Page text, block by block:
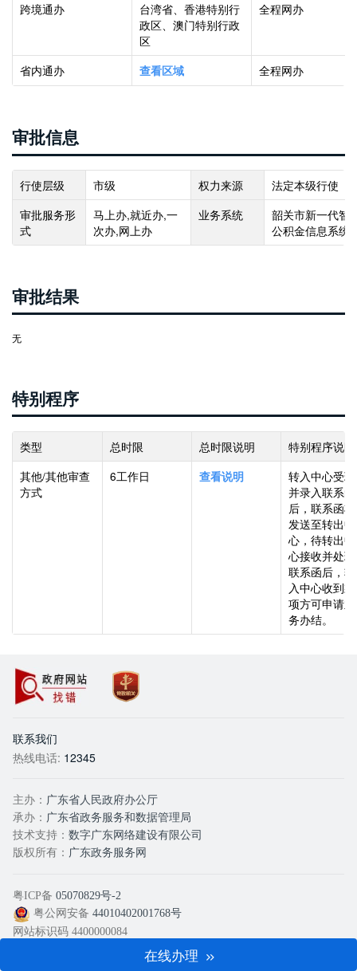
在线办理
跨境通办
台湾省、香港特别行
政区、澳门特别行政
区
全程网办
省内通办 查看区域 全程网办
审批信息
行使层级 市级 权力来源
法定本级行使
审批服务形
式
马上办,就近办,一
次办,网上办
业务系统
韶关市新一代智
公积金信息系统
审批结果
无
特别程序
类型 总时限 总时限说明
特别程序说明
其他/其他审查
方式
6工作日 查看说明
转入中心受理
并录入联系函
后，联系函将
发送至转出中
心，待转出中
心接收并处理
联系函后，转
入中心收到款
项方可申请业
务办结。
府网站找错 政机关
联系我们
热线电话: 12345
主办： 广东省人民政府办公厅
承办： 广东省政务服务和数据管理局
技术支持： 数字广东网络建设有限公司
版权所有： 广东政务服务网
粤ICP备 05070829号-2
粤公网安备 44010402001768号
网站标识码 4400000084